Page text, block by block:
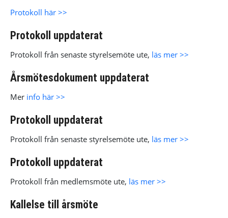
Protokoll här >>
Protokoll uppdaterat
Protokoll från senaste styrelsemöte ute, läs mer >>
Årsmötesdokument uppdaterat
Mer info här >>
Protokoll uppdaterat
Protokoll från senaste styrelsemöte ute, läs mer >>
Protokoll uppdaterat
Protokoll från medlemsmöte ute, läs mer >>
Kallelse till årsmöte